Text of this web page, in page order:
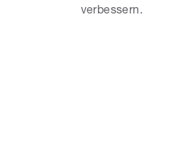
verbessern.